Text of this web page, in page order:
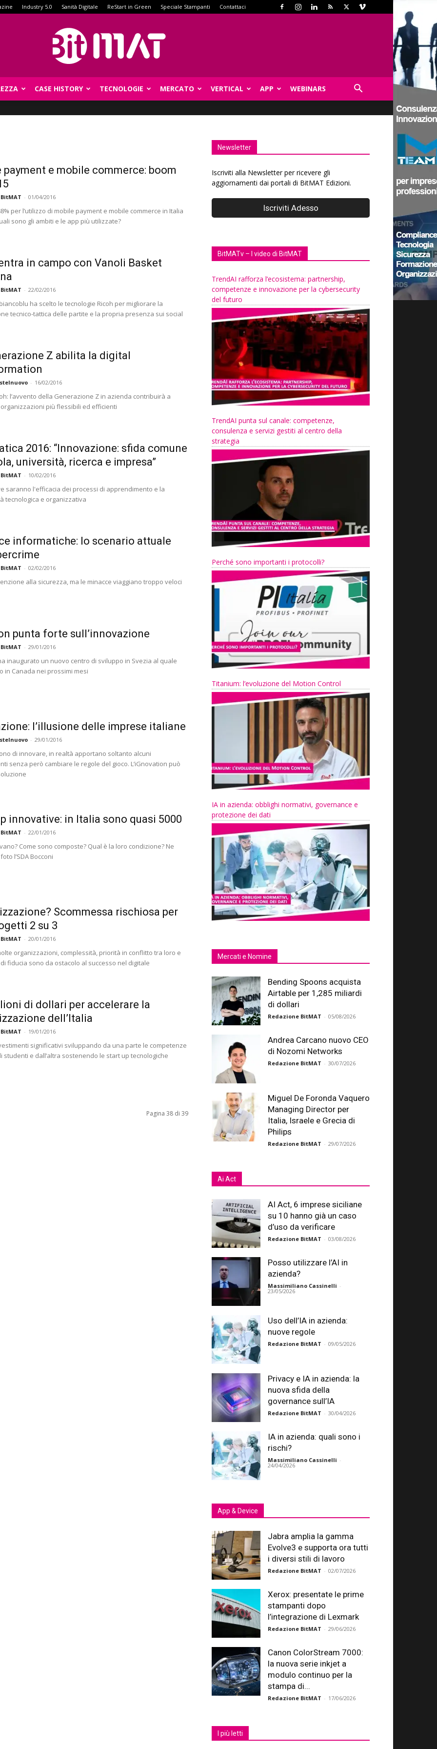
Industry 5.0 Sanità Digitale ReStart in Green Speciale Stampanti Contattaci
CASE HISTORY TECNOLOGIE MERCATO VERTICAL APP WEBINARS
payment e mobile commerce: boom
- 01/04/2016
per l’utilizzo di mobile payment e mobile commerce in Italia
sono gli ambiti e le app più utilizzate?
in campo con Vanoli Basket
- 22/02/2016
ha scelto le tecnologie Ricoh per migliorare la
tecnico-tattica delle partite e la propria presenza sui social
Z abilita la digital
- 16/02/2016
l’avvento della Generazione Z in azienda contribuirà a
più flessibili ed efficienti
2016: “Innovazione: sfida comune
università, ricerca e impresa”
- 10/02/2016
saranno l'efficacia dei processi di apprendimento e la
tecnologica e organizzativa
informatiche: lo scenario attuale
- 02/02/2016
alla sicurezza, ma le minacce viaggiano troppo veloci
punta forte sull’innovazione
- 29/01/2016
inaugurato un nuovo centro di sviluppo in Svezia al quale
in Canada nei prossimi mesi
l’illusione delle imprese italiane
- 29/01/2016
di innovare, in realtà apportano soltanto alcuni
senza però cambiare le regole del gioco. L’iGnovation può
innovative: in Italia sono quasi 5000
- 22/01/2016
Come sono composte? Qual è la loro condizione? Ne
l’SDA Bocconi
Scommessa rischiosa per
2 su 3
- 20/01/2016
organizzazioni, complessità, priorità in conflitto tra loro e
fiducia sono da ostacolo al successo nel digitale
di dollari per accelerare la
dell’Italia
- 19/01/2016
significativi sviluppando da una parte le competenze
studenti e dall’altra sostenendo le start up tecnologiche
Pagina 38 di 39
Newsletter
Iscriviti alla Newsletter per ricevere gli
aggiornamenti dai portali di BitMAT Edizioni.
BitMATv – I video di BitMAT
TrendAI rafforza l’ecosistema: partnership,
competenze e innovazione per la cybersecurity
del futuro
TrendAI punta sul canale: competenze,
consulenza e servizi gestiti al centro della
strategia
Perché sono importanti i protocolli?
Titanium: l’evoluzione del Motion Control
IA in azienda: obblighi normativi, governance e
protezione dei dati
Mercati e Nomine
Bending Spoons acquista
Airtable per 1,285 miliardi
di dollari
Redazione BitMAT - 05/08/2026
Andrea Carcano nuovo CEO
di Nozomi Networks
Redazione BitMAT - 30/07/2026
Miguel De Foronda Vaquero
Managing Director per
Italia, Israele e Grecia di
Philips
Redazione BitMAT - 29/07/2026
Ai Act
AI Act, 6 imprese siciliane
su 10 hanno già un caso
d’uso da verificare
Redazione BitMAT - 03/08/2026
Posso utilizzare l’AI in
azienda?
Massimiliano Cassinelli -
23/05/2026
Uso dell’IA in azienda:
nuove regole
Redazione BitMAT - 09/05/2026
Privacy e IA in azienda: la
nuova sfida della
governance sull’IA
Redazione BitMAT - 30/04/2026
IA in azienda: quali sono i
rischi?
Massimiliano Cassinelli -
24/04/2026
App & Device
Jabra amplia la gamma
Evolve3 e supporta ora tutti
i diversi stili di lavoro
Redazione BitMAT - 02/07/2026
Xerox: presentate le prime
stampanti dopo
l’integrazione di Lexmark
Redazione BitMAT - 29/06/2026
Canon ColorStream 7000:
la nuova serie inkjet a
modulo continuo per la
stampa di...
Redazione BitMAT - 17/06/2026
I più letti